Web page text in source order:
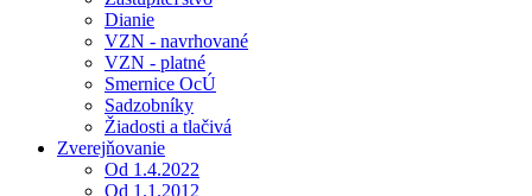
Dianie
VZN - navrhované
VZN - platné
Smernice OcÚ
Sadzobníky
Žiadosti a tlačivá
Zverejňovanie
Od 1.4.2022
Od 1.1.2012